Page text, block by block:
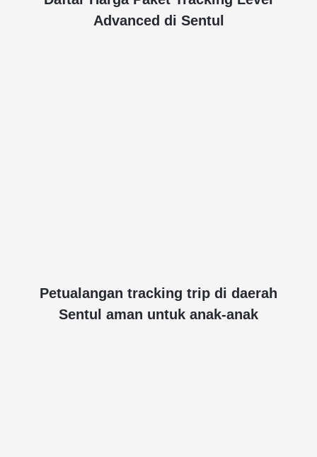
Advanced di Sentul
Petualangan tracking trip di daerah
Sentul aman untuk anak-anak